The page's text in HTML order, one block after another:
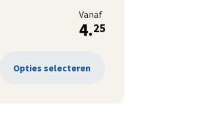
Vanaf
4.25
Opties selecteren